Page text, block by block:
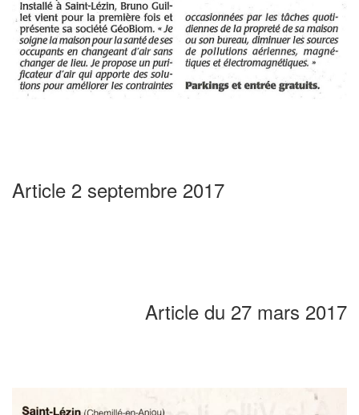
Article 2 septembre 2017
Article du 27 mars 2017